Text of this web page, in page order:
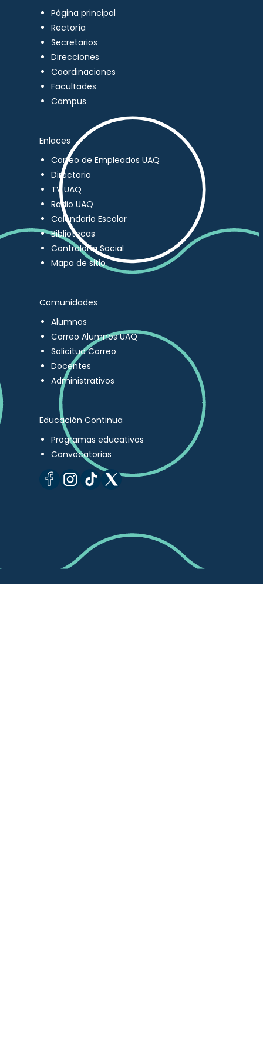
Página principal
Rectoría
Secretarios
Direcciones
Coordinaciones
Facultades
Campus
Enlaces
Correo de Empleados UAQ
Directorio
TV UAQ
Radio UAQ
Calendario Escolar
Bibliotecas
Contraloría Social
Mapa de sitio
Comunidades
Alumnos
Correo Alumnos UAQ
Solicitud Correo
Docentes
Administrativos
Educación Continua
Programas educativos
Convocatorias